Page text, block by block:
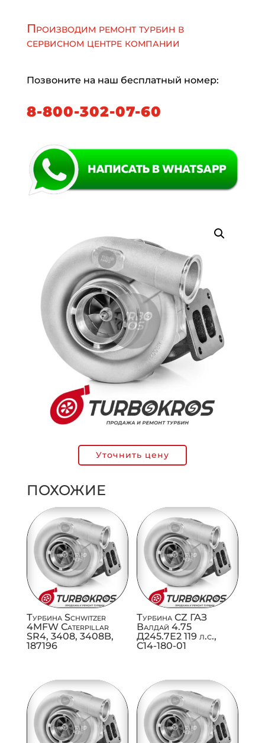
Производим ремонт турбин в
сервисном центре компании
Позвоните на наш бесплатный номер:
8-800-302-07-60
Уточнить цену
ПОХОЖИЕ
Турбина Schwitzer
4MFW Caterpillar
SR4, 3408, 3408B,
187196
Турбина CZ ГАЗ
Валдай 4.75
Д245.7Е2 119 л.с.,
C14-180-01